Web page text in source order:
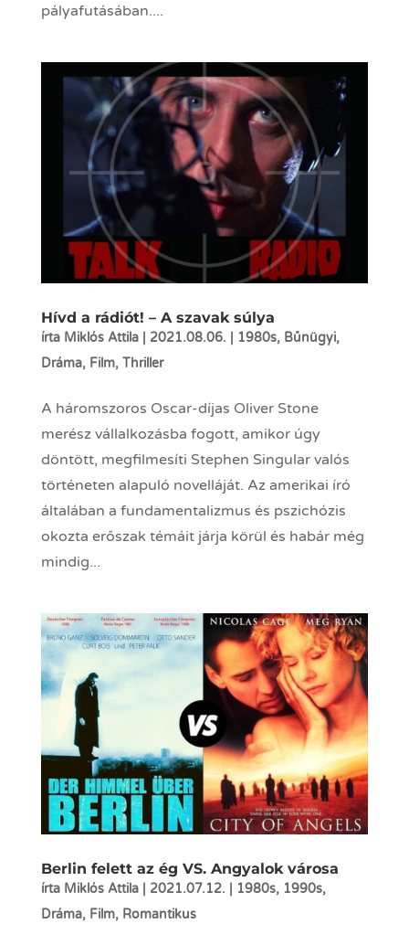
pályafutásában....
Hívd a rádiót! – A szavak súlya
írta Miklós Attila| 2021.08.06. 1980s, Bűnügyi,
Dráma, Film, Thriller
A háromszoros Oscar-díjas Oliver Stone
merész vállalkozásba fogott, amikor úgy
döntött, megfilmesíti Stephen Singular valós
történeten alapuló novelláját. Az amerikai író
általában a fundamentalizmus és pszichózis
okozta erőszak témáit járja körül és habár még
mindig...
Berlin felett az ég VS. Angyalok városa
írta Miklós Attila| 2021.07.12. 1980s, 1990s,
Dráma, Film, Romantikus